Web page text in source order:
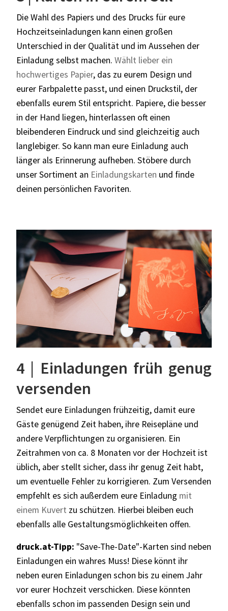
Die Wahl des Papiers und des Drucks für eure
Hochzeitseinladungen kann einen großen
Unterschied in der Qualität und im Aussehen der
Einladung selbst machen. Wählt lieber ein
hochwertiges Papier, das zu eurem Design und
eurer Farbpalette passt, und einen Druckstil, der
ebenfalls eurem Stil entspricht. Papiere, die besser
in der Hand liegen, hinterlassen oft einen
bleibenderen Eindruck und sind gleichzeitig auch
langlebiger. So kann man eure Einladung auch
länger als Erinnerung aufheben. Stöbere durch
unser Sortiment an Einladungskarten und finde
deinen persönlichen Favoriten.
4 | Einladungen früh genug
versenden
Sendet eure Einladungen frühzeitig, damit eure
Gäste genügend Zeit haben, ihre Reisepläne und
andere Verpflichtungen zu organisieren. Ein
Zeitrahmen von ca. 8 Monaten vor der Hochzeit ist
üblich, aber stellt sicher, dass ihr genug Zeit habt,
um eventuelle Fehler zu korrigieren. Zum Versenden
empfehlt es sich außerdem eure Einladung mit
einem Kuvert zu schützen. Hierbei bleiben euch
ebenfalls alle Gestaltungsmöglichkeiten offen.
druck.at-Tipp: "Save-The-Date"-Karten sind neben
Einladungen ein wahres Muss! Diese könnt ihr
neben euren Einladungen schon bis zu einem Jahr
vor eurer Hochzeit verschicken. Diese könnten
ebenfalls schon im passenden Design sein und